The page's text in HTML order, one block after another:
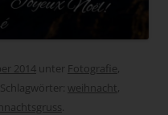
2014 unter Fotografie,
weihnacht,
.